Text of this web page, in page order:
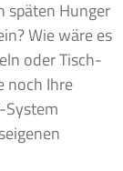
späten Hunger
Wie wäre es
oder Tisch-
noch Ihre
System